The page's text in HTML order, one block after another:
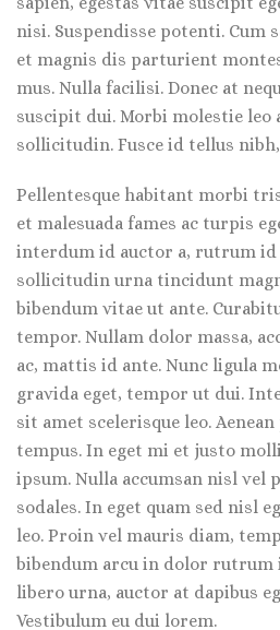
nisi. Suspendisse potenti. Cum
et magnis dis parturient
mus. Nulla facilisi. Donec at
suscipit dui. Morbi molestie leo
sollicitudin. Fusce id tellus
Pellentesque habitant morbi
et malesuada fames ac turpis
interdum id auctor a, rutrum id
sollicitudin urna tincidunt
bibendum vitae ut ante.
tempor. Nullam dolor massa,
ac, mattis id ante. Nunc ligula
gravida eget, tempor ut dui.
sit amet scelerisque leo.
tempus. In eget mi et justo
ipsum. Nulla accumsan nisl vel
sodales. In eget quam sed nisl
leo. Proin vel mauris diam,
bibendum arcu in dolor rutrum
libero urna, auctor at dapibus
Vestibulum eu dui lorem.